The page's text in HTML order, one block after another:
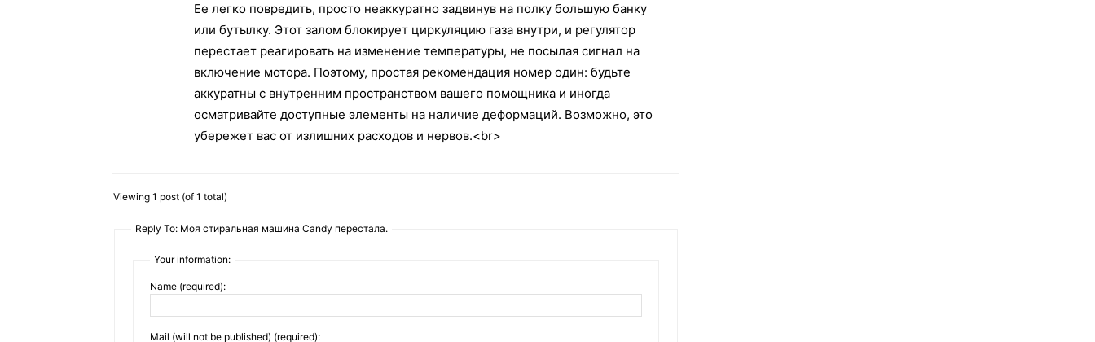
Ее легко повредить, просто неаккуратно задвинув на полку большую банку
или бутылку. Этот залом блокирует циркуляцию газа внутри, и регулятор
перестает реагировать на изменение температуры, не посылая сигнал на
включение мотора. Поэтому, простая рекомендация номер один: будьте
аккуратны с внутренним пространством вашего помощника и иногда
осматривайте доступные элементы на наличие деформаций. Возможно, это
убережет вас от излишних расходов и нервов.<br>
Viewing 1 post (of 1 total)
Reply To: Моя стиральная машина Candy перестала.
Your information:
Name (required):
Mail (will not be published) (required):